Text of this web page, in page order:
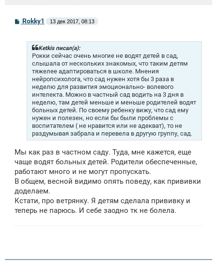
СRokky1 13 дек 2017, 08:13
Ketkis писал(а):
Рокки сейчас очень многие не водят детей в сад,
слышала от нескольких знакомых, что таким детям
тяжелее адаптироваться в школе. Мнения
нейропсихолога, что сад нужен хотя бы 3 раза в
неделю для развития эмоционально- волевого
интелекта. Можно в частный сад водить на 3 дня в
неделю, там детей меньше и меньше родителей водят
больных детей. По своему ребенку вижу, что сад ему
нужен и полезен, но если бы были проблемы с
воспитателем ( не нравится или не адекват), то не
раздумывая забрала и перевела в другую группу, сад.
Мы как раз в частном саду. Туда, мне кажется, еще
чаще водят больных детей. Родители обеспеченные,
работают много и не могут пропускать.
В общем, весной видимо опять поведу, как прививки
доделаем.
Кстати, про ветрянку. Я детям сделала прививку и
теперь не парюсь. И себе заодно тк не болела.